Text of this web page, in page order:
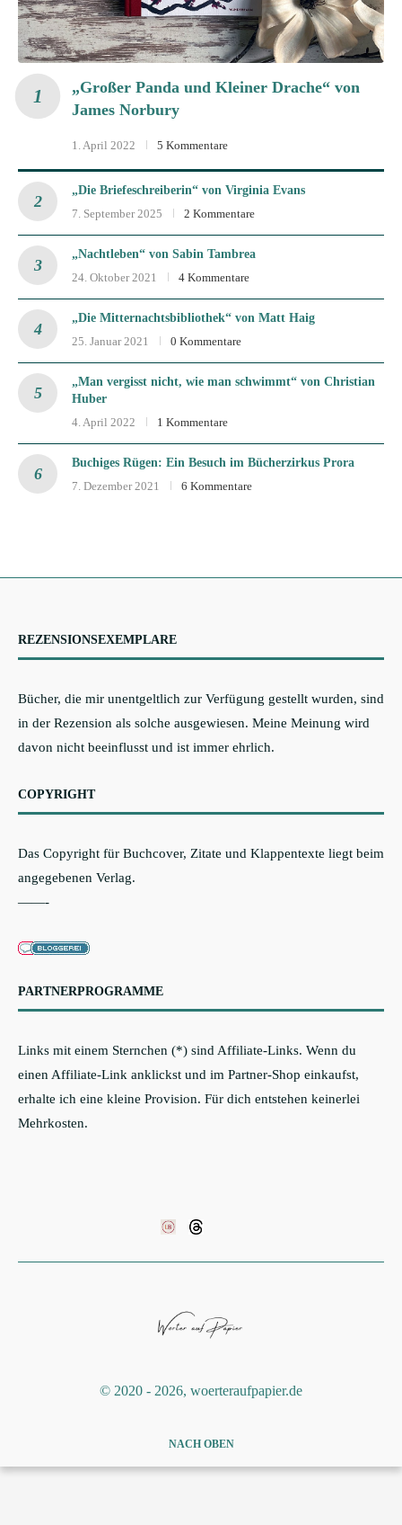
„Großer Panda und Kleiner Drache“ von
James Norbury
1. April 2022 5 Kommentare
„Die Briefeschreiberin“ von Virginia Evans
7. September 2025
2 Kommentare
„Nachtleben“ von Sabin Tambrea
24. Oktober 2021
4 Kommentare
„Die Mitternachtsbibliothek“ von Matt Haig
25. Januar 2021
0 Kommentare
„Man vergisst nicht, wie man schwimmt“ von Christian
Huber
4. April 2022
1 Kommentare
Buchiges Rügen: Ein Besuch im Bücherzirkus Prora
7. Dezember 2021
6 Kommentare
REZENSIONSEXEMPLARE
Bücher, die mir unentgeltlich zur Verfügung gestellt wurden, sind
in der Rezension als solche ausgewiesen. Meine Meinung wird
davon nicht beeinflusst und ist immer ehrlich.
COPYRIGHT
Das Copyright für Buchcover, Zitate und Klappentexte liegt beim
angegebenen Verlag.
——-
PARTNERPROGRAMME
Links mit einem Sternchen (*) sind Affiliate-Links. Wenn du
einen Affiliate-Link anklickst und im Partner-Shop einkaufst,
erhalte ich eine kleine Provision. Für dich entstehen keinerlei
Mehrkosten.
©️ 2020 - 2026, woerteraufpapier.de
NACH OBEN